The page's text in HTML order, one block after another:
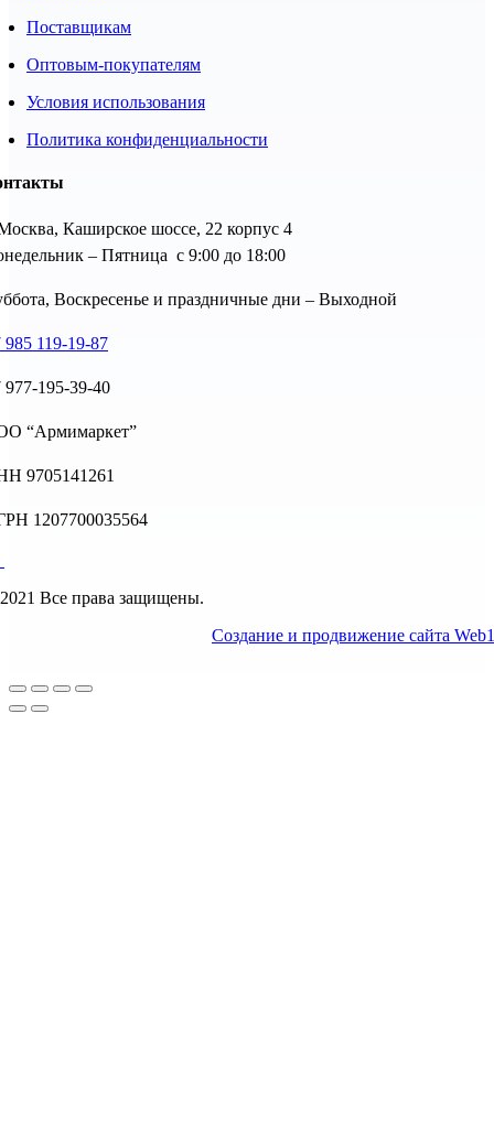
Поставщикам
Оптовым-покупателям
Условия использования
Политика конфиденциальности
Каширское шоссе, 22 корпус 4
– Пятница с 9:00 до 18:00
Воскресенье и праздничные дни – Выходной
985 119-19-87
977-195-39-40
“Армимаркет”
9705141261
1207700035564
Все права защищены.
Создание и продвижение сайта